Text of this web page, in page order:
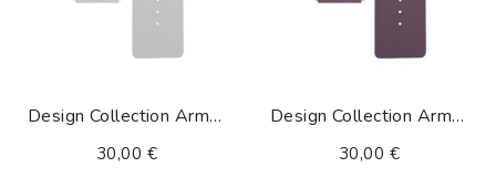
Design Collection Armband Alu
30,00 €
Design Collection Armband Aubergine
30,00 €